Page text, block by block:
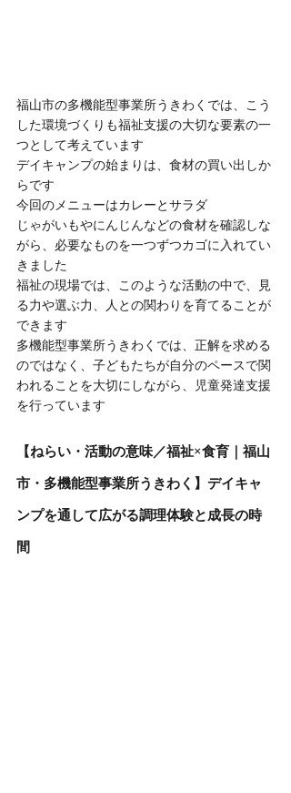
福山市の多機能型事業所うきわくでは、こう
した環境づくりも福祉支援の大切な要素の一
つとして考えています
デイキャンプの始まりは、食材の買い出しか
らです
今回のメニューはカレーとサラダ
じゃがいもやにんじんなどの食材を確認しな
がら、必要なものを一つずつカゴに入れてい
きました
福祉の現場では、このような活動の中で、見
る力や選ぶ力、人との関わりを育てることが
できます
多機能型事業所うきわくでは、正解を求める
のではなく、子どもたちが自分のペースで関
われることを大切にしながら、児童発達支援
を行っています
【ねらい・活動の意味／福祉×食育｜福山
市・多機能型事業所うきわく】デイキャ
ンプを通して広がる調理体験と成長の時
間